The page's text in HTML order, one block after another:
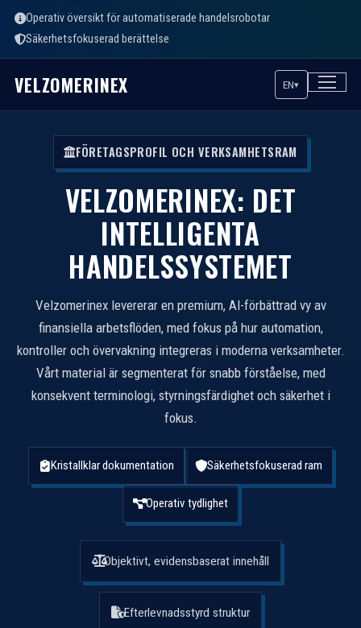
Operativ översikt för automatiserade handelsrobotar
Säkerhetsfokuserad berättelse
VELZOMERINEX EN▾
FÖRETAGSPROFIL OCH VERKSAMHETSRAM
VELZOMERINEX: DET
INTELLIGENTA
HANDELSSYSTEMET
Velzomerinex levererar en premium, AI-förbättrad vy av
finansiella arbetsflöden, med fokus på hur automation,
kontroller och övervakning integreras i moderna verksamheter.
Vårt material är segmenterat för snabb förståelse, med
konsekvent terminologi, styrningsfärdighet och säkerhet i
fokus.
Kristallklar dokumentation Säkerhetsfokuserad ram
Operativ tydlighet
Objektivt, evidensbaserat innehåll
Efterlevnadsstyrd struktur